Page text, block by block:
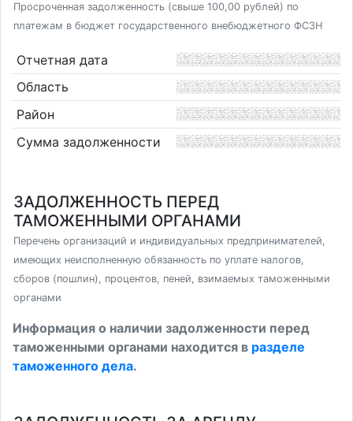
Просроченная задолженность (свыше 100,00 рублей) по
платежам в бюджет государственного внебюджетного ФСЗН
Отчетная дата
Область
Район
Сумма задолженности
ЗАДОЛЖЕННОСТЬ ПЕРЕД
ТАМОЖЕННЫМИ ОРГАНАМИ
Перечень организаций и индивидуальных предпринимателей,
имеющих неисполненную обязанность по уплате налогов,
сборов (пошлин), процентов, пеней, взимаемых таможенными
органами
Информация о наличии задолженности перед
таможенными органами находится в разделе
таможенного дела.